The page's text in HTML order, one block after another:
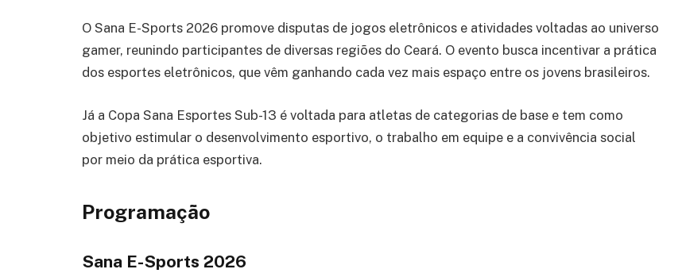
O Sana E-Sports 2026 promove disputas de jogos eletrônicos e atividades voltadas ao universo
gamer, reunindo participantes de diversas regiões do Ceará. O evento busca incentivar a prática
dos esportes eletrônicos, que vêm ganhando cada vez mais espaço entre os jovens brasileiros.
Já a Copa Sana Esportes Sub-13 é voltada para atletas de categorias de base e tem como
objetivo estimular o desenvolvimento esportivo, o trabalho em equipe e a convivência social
por meio da prática esportiva.
Programação
Sana E-Sports 2026